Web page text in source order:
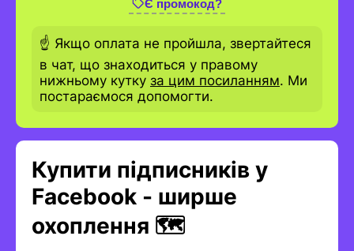
Купити підписників у
Facebook - ширше
охоплення 🗺️
Є промокод?
☝️ Якщо оплата не пройшла, звертайтеся
в чат, що знаходиться у правому
нижньому кутку за цим посиланням. Ми
постараємося допомогти.